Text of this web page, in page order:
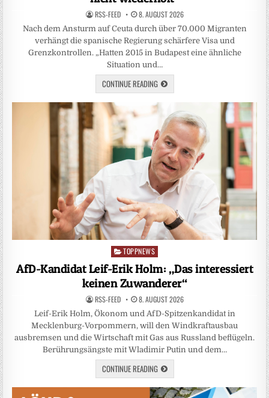
RSS-FEED 8. AUGUST 2026
Nach dem Ansturm auf Ceuta durch über 70.000 Migranten
verhängt die spanische Regierung schärfere Visa und
Grenzkontrollen. „Hatten 2015 in Budapest eine ähnliche
Situation und…
CONTINUE READING
Posted
in
TOPPNEWS
AfD-Kandidat Leif-Erik Holm: „Das interessiert
keinen Zuwanderer“
RSS-FEED 8. AUGUST 2026
Leif-Erik Holm, Ökonom und AfD-Spitzenkandidat in
Mecklenburg-Vorpommern, will den Windkraftausbau
ausbremsen und die Wirtschaft mit Gas aus Russland beflügeln.
Berührungsängste mit Wladimir Putin und dem…
CONTINUE READING